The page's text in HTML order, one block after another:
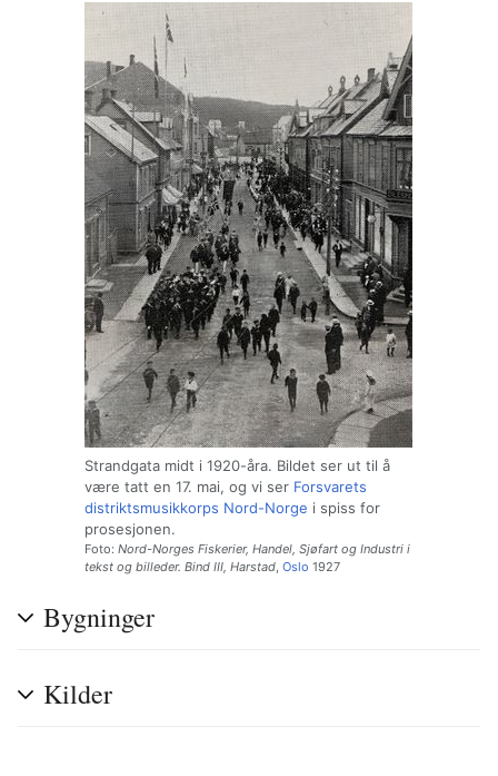
Strandgata midt i 1920-åra. Bildet ser ut til å
være tatt en 17. mai, og vi ser Forsvarets
distriktsmusikkorps Nord-Norge i spiss for
prosesjonen.
Foto: Nord-Norges Fiskerier, Handel, Sjøfart og Industri i
tekst og billeder. Bind III, Harstad, Oslo 1927
Bygninger
Kilder